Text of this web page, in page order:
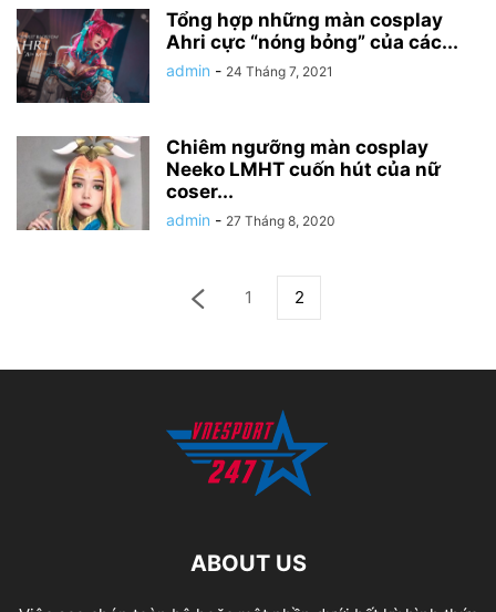
Tổng hợp những màn cosplay
Ahri cực “nóng bỏng” của các...
admin - 24 Tháng 7, 2021
Chiêm ngưỡng màn cosplay
Neeko LMHT cuốn hút của nữ
coser...
admin - 27 Tháng 8, 2020
1 2
ABOUT US